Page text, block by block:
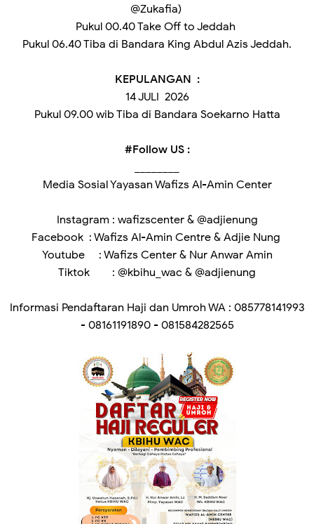
@Zukafia)
Pukul 00.40 Take Off to Jeddah
Pukul 06.40 Tiba di Bandara King Abdul Azis Jeddah.
KEPULANGAN :
14 JULI 2026
Pukul 09.00 wib Tiba di Bandara Soekarno Hatta
#Follow US :
Media Sosial Yayasan Wafizs Al-Amin Center
Instagram : wafizscenter & @adjienung
Facebook : Wafizs Al-Amin Centre & Adjie Nung
Youtube : Wafizs Center & Nur Anwar Amin
Tiktok : @kbihu_wac & @adjienung
Informasi Pendaftaran Haji dan Umroh WA : 085778141993
- 08161191890 - 081584282565